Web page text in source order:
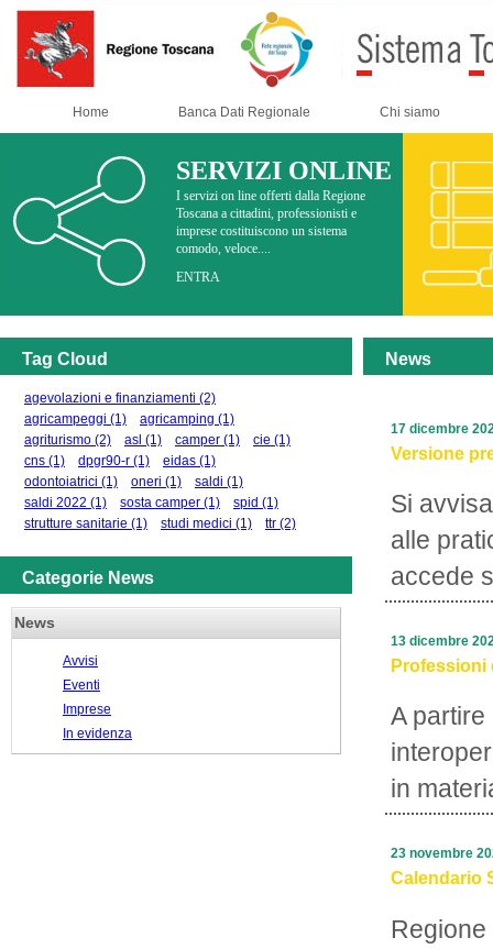
Home Banca Dati Regionale Chi siamo
SERVIZI ONLINE
I servizi on line offerti dalla Regione
Toscana a cittadini, professionisti e
imprese costituiscono un sistema
comodo, veloce....
ENTRA
Tag Cloud
agevolazioni e finanziamenti (2)
agricampeggi (1) agricamping (1)
agriturismo (2) asl (1) camper (1) cie (1)
cns (1) dpgr90-r (1) eidas (1)
odontoiatrici (1) oneri (1) saldi (1)
saldi 2022 (1) sosta camper (1) spid (1)
strutture sanitarie (1) studi medici (1) ttr (2)
Categorie News
News
Avvisi
Eventi
Imprese
In evidenza
News
Versione
Si
alle
accede
17 dicembre
Professioni
A
in
13 dicembre
Calendario
23 novembre